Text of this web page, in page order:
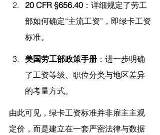
20 CFR §656.40 ：详细规定了劳工
部如何确定“主流工资”，即绿卡工资
标准。
美国劳工部政策手册 ：进一步明确
了工资等级、职位分类与地区差异
的考量方式。
由此可见，绿卡工资标准并非雇主主观
定价，而是建立在一套严密法律与数据